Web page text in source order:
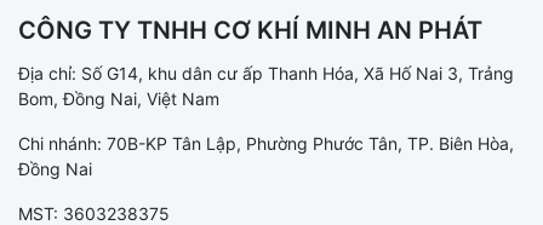
CÔNG TY TNHH CƠ KHÍ MINH AN PHÁT
Địa chỉ: Số G14, khu dân cư ấp Thanh Hóa, Xã Hố Nai 3, Trảng
Bom, Đồng Nai, Việt Nam
Chi nhánh: 70B-KP Tân Lập, Phường Phước Tân, TP. Biên Hòa,
Đồng Nai
MST: 3603238375